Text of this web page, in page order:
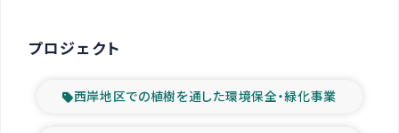
プロジェクト
西岸地区での植樹を通した環境保全・緑化事業